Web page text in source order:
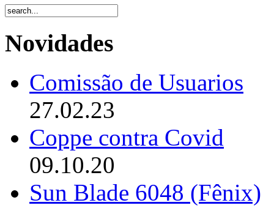
Novidades
Comissão de Usuarios
27.02.23
Coppe contra Covid
09.10.20
Sun Blade 6048 (Fênix)